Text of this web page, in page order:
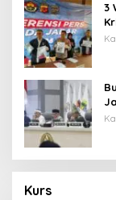
3
Kurs